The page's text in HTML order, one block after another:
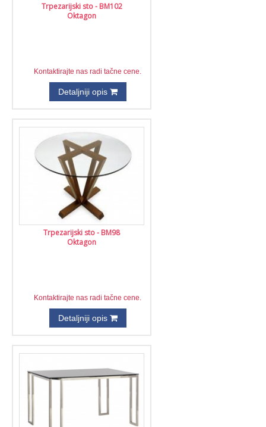
Trpezarijski sto - BM102
Oktagon
Kontaktirajte nas radi tačne cene.
Detaljniji opis
Trpezarijski sto - BM98
Oktagon
Kontaktirajte nas radi tačne cene.
Detaljniji opis